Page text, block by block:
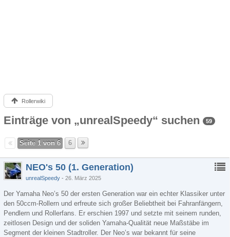
Rollerwiki
Einträge von „unrealSpeedy“ suchen 59
Seite 1 von 6 6
NEO's 50 (1. Generation)
unrealSpeedy 26. März 2025
Der Yamaha Neo’s 50 der ersten Generation war ein echter Klassiker unter
den 50ccm-Rollern und erfreute sich großer Beliebtheit bei Fahranfängern,
Pendlern und Rollerfans. Er erschien 1997 und setzte mit seinem runden,
zeitlosen Design und der soliden Yamaha-Qualität neue Maßstäbe im
Segment der kleinen Stadtroller. Der Neo’s war bekannt für seine